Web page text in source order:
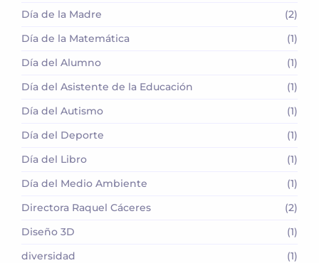
Día de la Madre
(2)
Día de la Matemática
(1)
Día del Alumno
(1)
Día del Asistente de la Educación
(1)
Día del Autismo
(1)
Día del Deporte
(1)
Día del Libro
(1)
Día del Medio Ambiente
(1)
Directora Raquel Cáceres
(2)
Diseño 3D
(1)
diversidad
(1)